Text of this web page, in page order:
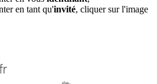
en tant qu'invité, cliquer sur l'image